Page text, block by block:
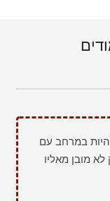
במרחב עם
מובן מאליו